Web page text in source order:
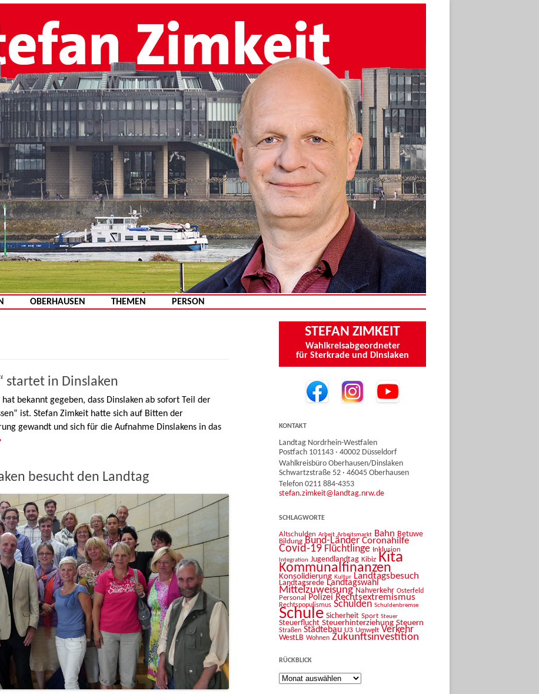
Zum Inhalt springen
OBERHAUSEN THEMEN PERSON
startet in Dinslaken
bekannt gegeben, dass Dinslaken ab sofort Teil der
ist. Stefan Zimkeit hatte sich auf Bitten der
gewandt und sich für die Aufnahme Dinslakens in das
besucht den Landtag
STEFAN ZIMKEIT
Wahlkreisabgeordneter
für Sterkrade und Dinslaken
KONTAKT
Landtag Nordrhein-Westfalen
Postfach 101143 · 40002 Düsseldorf
Wahlkreisbüro Oberhausen/Dinslaken
Schwartzstraße 52 · 46045 Oberhausen
Telefon 0211 884-4353
stefan.zimkeit@landtag.nrw.de
SCHLAGWORTE
Altschulden Arbeit Arbeitsmarkt Bahn Betuwe
Bildung Bund-Länder Coronahilfe
Covid-19 Flüchtlinge Inklusion
Integration Jugendlandtag Kibiz Kita
Kommunalfinanzen
Konsolidierung Kultur Landtagsbesuch
Landtagsrede Landtagswahl
Mittelzuweisung Nahverkehr Osterfeld
Personal Polizei Rechtsextremismus
Rechtspopulismus Schulden Schuldenbremse
Schule Sicherheit Sport Steuer
Steuerflucht Steuerhinterziehung Steuern
Straßen Städtebau U3 Umwelt Verkehr
WestLB Wohnen Zukunftsinvestition
RÜCKBLICK
Rückblick